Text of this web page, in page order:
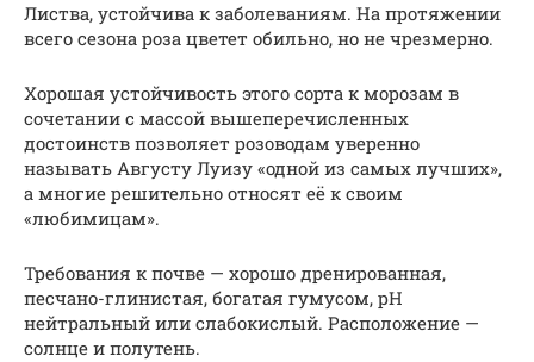
Листва, устойчива к заболеваниям. На протяжении
всего сезона роза цветет обильно, но не чрезмерно.
Хорошая устойчивость этого сорта к морозам в
сочетании с массой вышеперечисленных
достоинств позволяет розоводам уверенно
называть Августу Луизу «одной из самых лучших»,
а многие решительно относят её к своим
«любимицам».
Требования к почве — хорошо дренированная,
песчано-глинистая, богатая гумусом, рН
нейтральный или слабокислый. Расположение —
солнце и полутень.